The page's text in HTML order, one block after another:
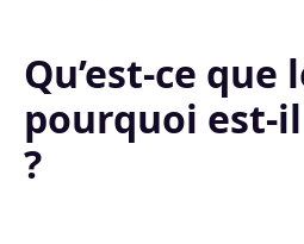
Qu’est-ce que
pourquoi est-
?